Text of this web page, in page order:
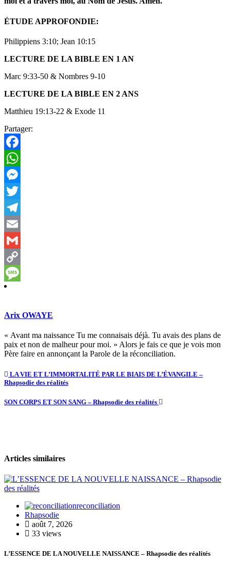
ÉTUDE APPROFONDIE:
Philippiens 3:10; Jean 10:15
LECTURE DE LA BIBLE EN 1 AN
Marc 9:33-50 & Nombres 9-10
LECTURE DE LA BIBLE EN 2 ANS
Matthieu 19:13-22 & Exode 11
Partager:
Facebook
WhatsApp
Messenger
Twitter
Telegram
Email
Gmail
Copy
Link
Message
Arix OWAYE
« Avant ma naissance Tu me connaisais déjà. Tu avais des plans de
paix et non de malheur pour moi. » Alors je fais ce que je vois mon
Père faire en annonçant la Parole de la réconciliation.
LA VIE ET L’IMMORTALITÉ PAR LE BIAIS DE L’ÉVANGILE –
Rhapsodie des réalités
SON CORPS ET SON SANG – Rhapsodie des réalités
Articles similaires
reconciliation
Rhapsodie
août 7, 2026
33 views
L’ESSENCE DE LA NOUVELLE NAISSANCE – Rhapsodie des réalités